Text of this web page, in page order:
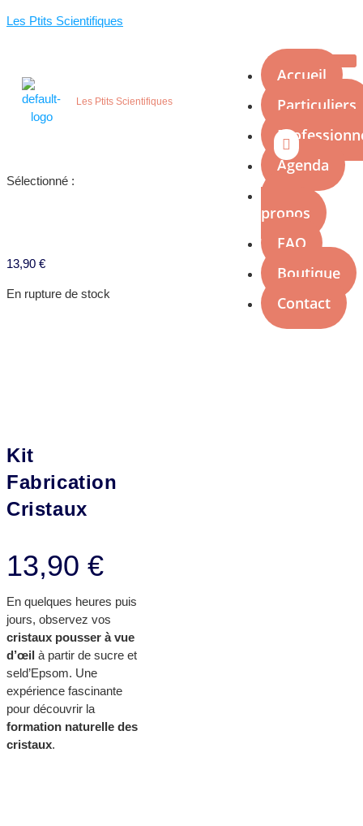
Les Ptits Scientifiques
Les Ptits Scientifiques
Accueil
Particuliers
Agenda
propos
FAQ
Boutique
Contact
Sélectionné :
13,90 €
En rupture de stock
Kit
Fabrication
Cristaux
13,90 €
En quelques heures puis
jours, observez vos
cristaux pousser à vue
d’œil à partir de sucre et
seld’Epsom. Une
expérience fascinante
pour découvrir la
formation naturelle des
cristaux.